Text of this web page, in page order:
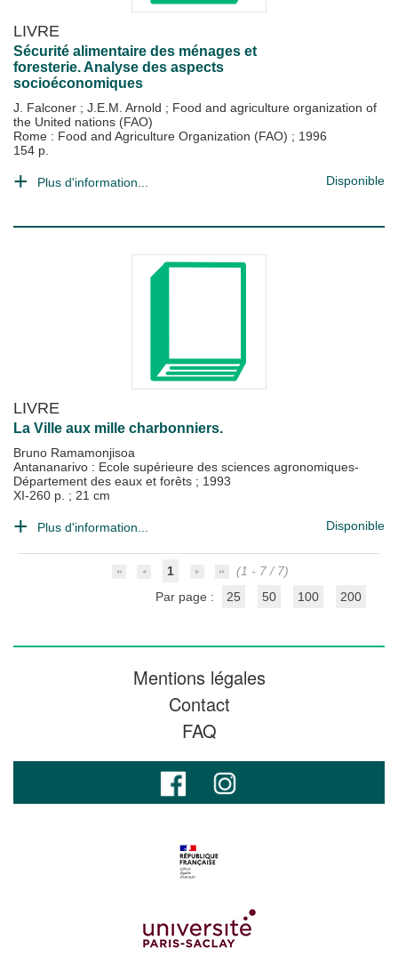
LIVRE
Sécurité alimentaire des ménages et
foresterie. Analyse des aspects
socioéconomiques
J. Falconer ; J.E.M. Arnold ; Food and agriculture organization of
the United nations (FAO)
Rome : Food and Agriculture Organization (FAO) ; 1996
154 p.
Plus d'information... Disponible
LIVRE
La Ville aux mille charbonniers.
Bruno Ramamonjisoa
Antananarivo : Ecole supérieure des sciences agronomiques-
Département des eaux et forêts ; 1993
XI-260 p. ; 21 cm
Plus d'information... Disponible
1
(1 - 7 / 7)
Par page :
25 50 100 200
Mentions légales
Contact
FAQ